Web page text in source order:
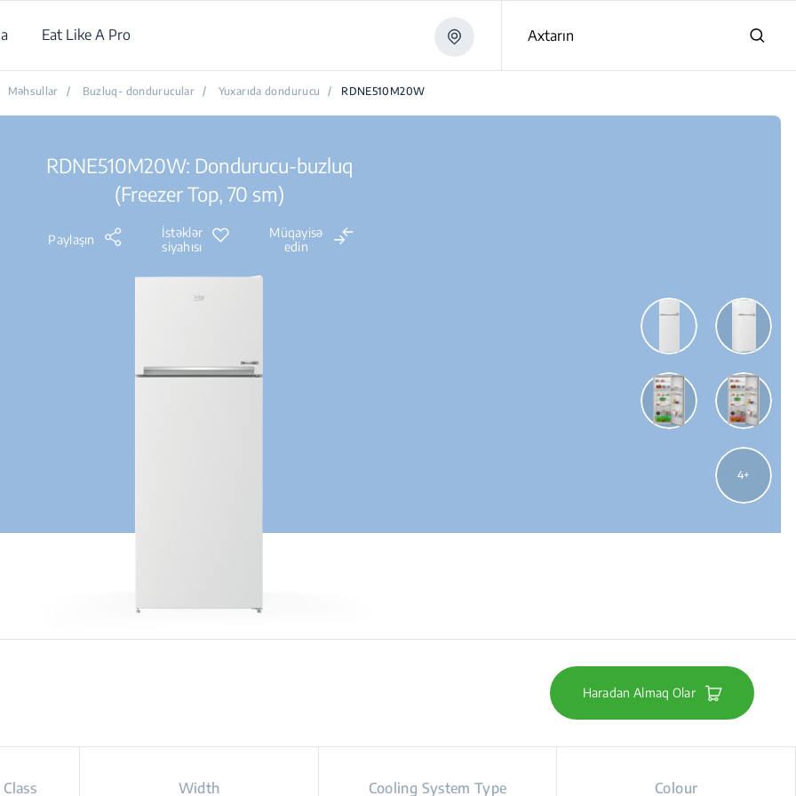
Eat Like A Pro Axtarın
Məhsullar / Buzluq- dondurucular / Yuxarıda dondurucu / RDNE510M20W
RDNE510M20W: Dondurucu-buzluq
(Freezer Top, 70 sm)
Paylaşın
İstəklər
siyahısı
Müqayisə
edin
4
Haradan Almaq Olar
Width
Cooling System Type
Colour